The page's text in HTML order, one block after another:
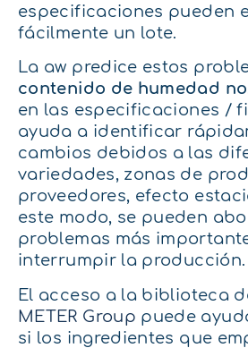
especificaciones pueden
fácilmente un lote.
La aw predice estos
contenido de humedad no
en las especificaciones /
ayuda a identificar
cambios debidos a las
variedades, zonas de
proveedores, efecto
este modo, se pueden
problemas más
interrumpir la producción.
El acceso a la biblioteca
METER Group puede
si los ingredientes que